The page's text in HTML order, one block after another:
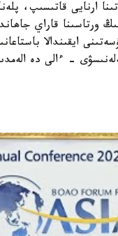
ارنايى قاتىسىپ،
ورتاسىنا قاراي
تۇسەتىنى ايقىندالا
- ءالى دە